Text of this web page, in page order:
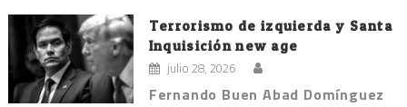
Terrorismo de izquierda y Santa
Inquisición new age
julio 28, 2026
Fernando Buen Abad Domínguez